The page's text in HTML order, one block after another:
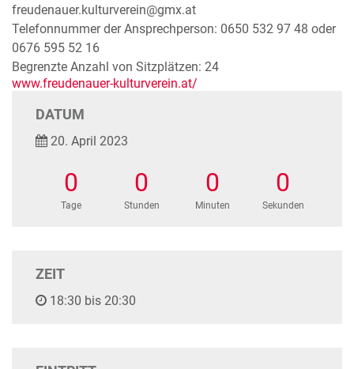
freudenauer.kulturverein@gmx.at
Telefonnummer der Ansprechperson: 0650 532 97 48 oder
0676 595 52 16
Begrenzte Anzahl von Sitzplätzen: 24
www.freudenauer-kulturverein.at/
DATUM
20. April 2023
0
Tage
0
Stunden
0
Minuten
0
Sekunden
ZEIT
18:30 bis 20:30